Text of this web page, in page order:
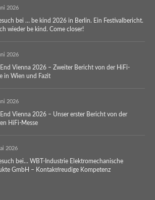
2026
bei … be kind 2026 in Berlin. Ein Festivalbericht.
wieder be kind. Come closer!
2026
Vienna 2026 – Zweiter Bericht von der HiFi-
in Wien und Fazit
2026
Vienna 2026 – Unser erster Bericht von der
HiFi-Messe
2026
bei… WBT-Industrie Elektromechanische
GmbH – Kontaktfreudige Kompetenz